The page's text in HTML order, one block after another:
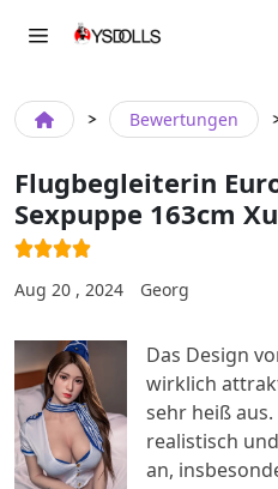
Bewertungen
Flugbegleiterin
Sexpuppe 163cm
Aug 20 , 2024 Georg
Das Design
wirklich
sehr heiß
realistisch
an,